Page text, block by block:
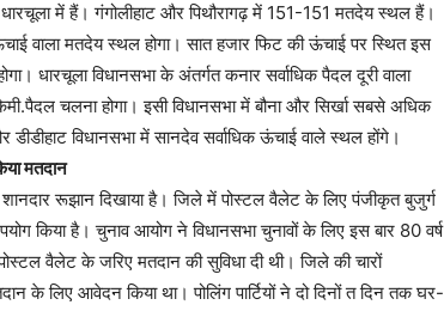
में हैं। गंगोलीहाट और पिथौरागढ़ में 151-151 मतदेय स्थल हैं।
वाला मतदेय स्थल होगा। सात हजार फिट की ऊंचाई पर स्थित इस
धारचूला विधानसभा के अंतर्गत कनार सर्वाधिक पैदल दूरी वाला
चलना होगा। इसी विधानसभा में बौना और सिर्खा सबसे अधिक
विधानसभा में सानदेव सर्वाधिक ऊंचाई वाले स्थल होंगे।
मतदान
रूझान दिखाया है। जिले में पोस्टल वैलेट के लिए पंजीकृत बुजुर्ग
किया है। चुनाव आयोग ने विधानसभा चुनावों के लिए इस बार 80 वर्ष
वैलेट के जरिए मतदान की सुविधा दी थी। जिले की चारों
के लिए आवेदन किया था। पोलिंग पार्टियों ने दो दिनों त दिन तक घर-